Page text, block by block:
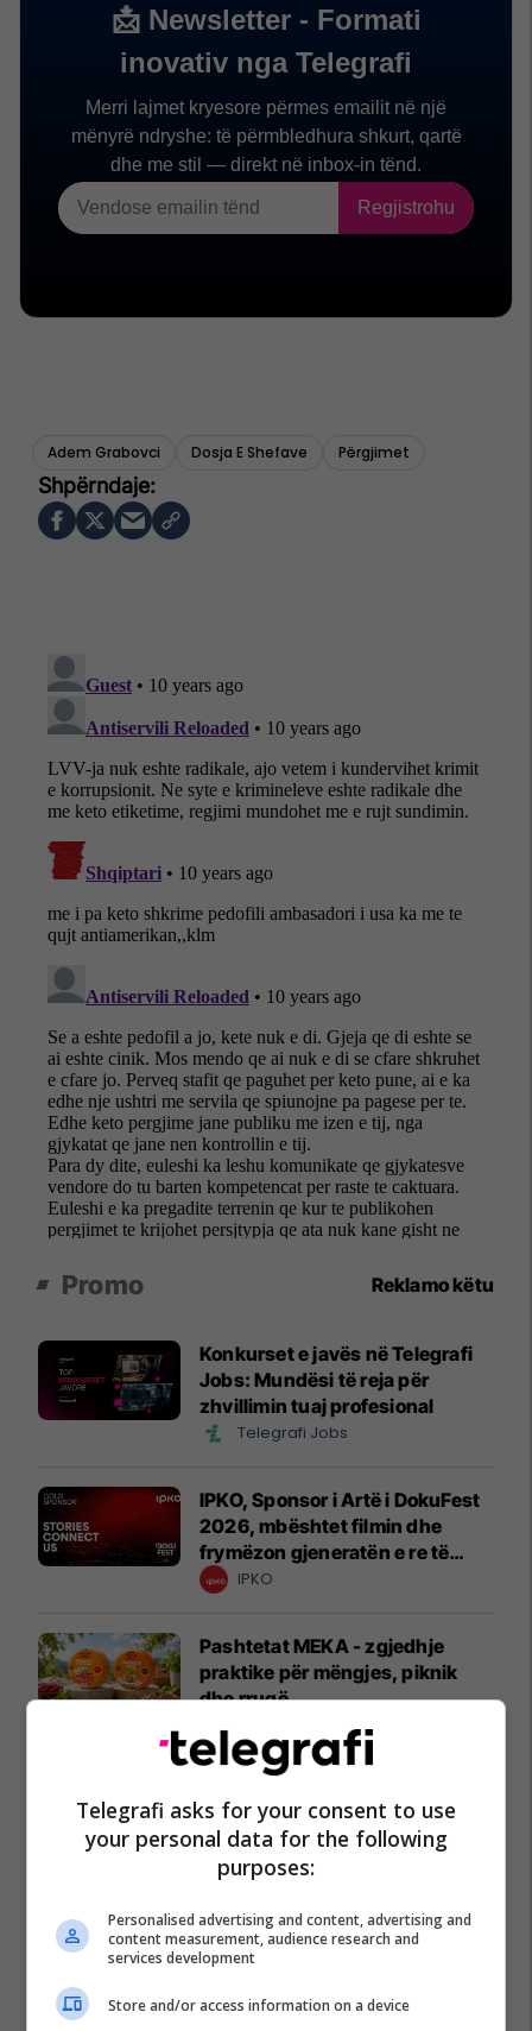
Adem Grabovci Dosja E Shefave Përgjimet
Promo Reklamo këtu
Konkurset e javës në Telegrafi
Jobs: Mundësi të reja për
zhvillimin tuaj profesional
Telegrafi Jobs
IPKO, Sponsor i Artë i DokuFest
2026, mbështet filmin dhe
frymëzon gjeneratën e re të
krijuesve
IPKO
Pashtetat MEKA - zgjedhje
praktike për mëngjes, piknik
dhe rrugë
MEKA HALAL FOOD
Kursimet mund t’ju sjellin një
banesë
Banka Ekonomike
Telegrafi asks for your consent to use
your personal data for the following
purposes:
Personalised advertising and content, advertising and
content measurement, audience research and
services development
Store and/or access information on a device